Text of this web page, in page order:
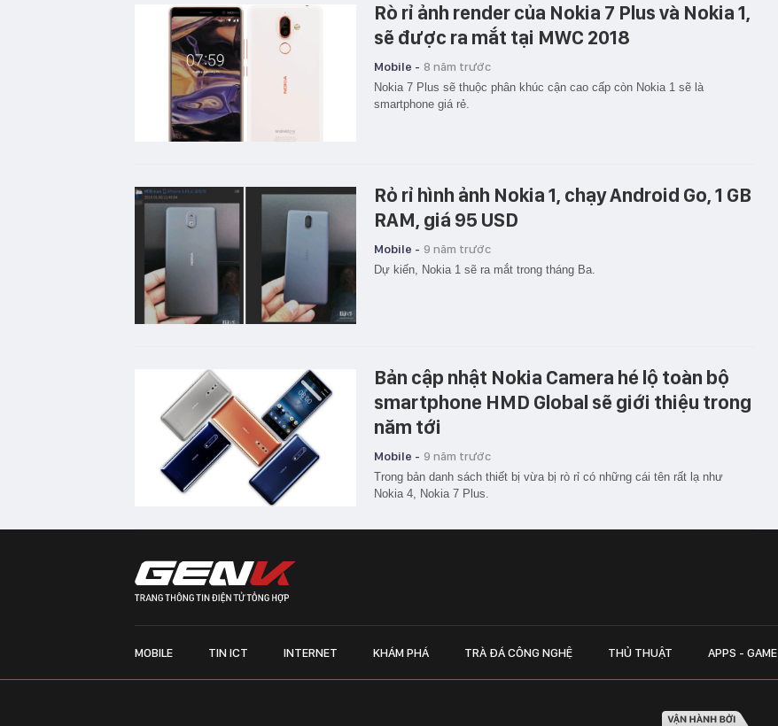
Rò rỉ ảnh render của Nokia 7 Plus và Nokia 1,
sẽ được ra mắt tại MWC 2018
Mobile - 8 năm trước
Nokia 7 Plus sẽ thuộc phân khúc cận cao cấp còn Nokia 1 sẽ là
smartphone giá rẻ.
Rỏ rỉ hình ảnh Nokia 1, chạy Android Go, 1 GB
RAM, giá 95 USD
Mobile - 9 năm trước
Dự kiến, Nokia 1 sẽ ra mắt trong tháng Ba.
Bản cập nhật Nokia Camera hé lộ toàn bộ
smartphone HMD Global sẽ giới thiệu trong
năm tới
Mobile - 9 năm trước
Trong bản danh sách thiết bị vừa bị rò rỉ có những cái tên rất lạ như
Nokia 4, Nokia 7 Plus.
MOBILE TIN ICT INTERNET KHÁM PHÁ TRÀ ĐÁ CÔNG NGHỆ THỦ THUẬT APPS - GAME